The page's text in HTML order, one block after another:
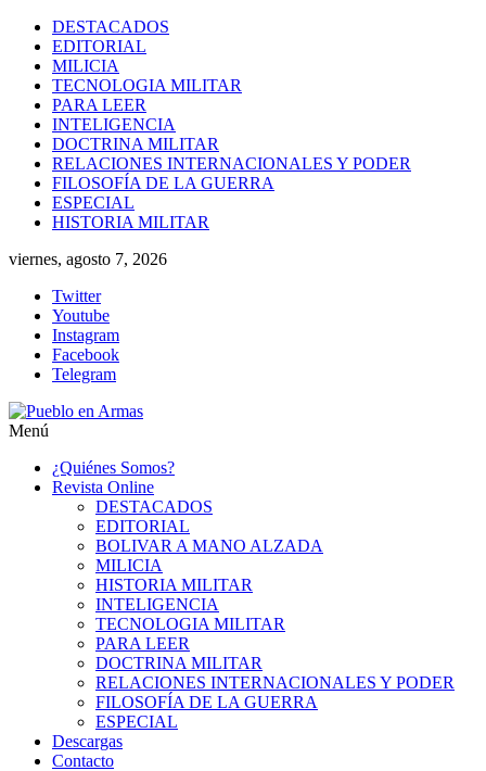
Saltar
contenido
DESTACADOS
EDITORIAL
MILICIA
TECNOLOGIA MILITAR
PARA LEER
INTELIGENCIA
DOCTRINA MILITAR
RELACIONES INTERNACIONALES Y PODER
FILOSOFÍA DE LA GUERRA
ESPECIAL
HISTORIA MILITAR
viernes, agosto 7, 2026
Twitter
Youtube
Instagram
Facebook
Telegram
Armas
Menú
¿Quiénes Somos?
Revista Online
DESTACADOS
EDITORIAL
BOLIVAR A MANO ALZADA
MILICIA
HISTORIA MILITAR
INTELIGENCIA
TECNOLOGIA MILITAR
PARA LEER
DOCTRINA MILITAR
RELACIONES INTERNACIONALES Y PODER
FILOSOFÍA DE LA GUERRA
ESPECIAL
Descargas
Contacto